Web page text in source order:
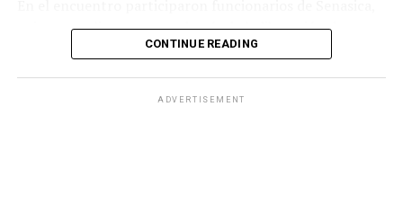
quienes explicaron que, además de la liberación de
moscas estériles, es indispensable mantener una
oportunamente cualquier caso sospechoso, ya que la
CONTINUE READING
ADVERTISEMENT